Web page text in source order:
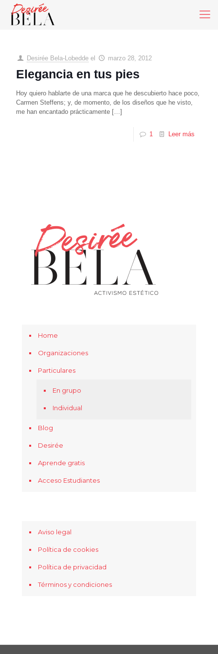
Desirée Bela-Lobedde el marzo 28, 2012
Elegancia en tus pies
Hoy quiero hablarte de una marca que he descubierto hace poco,
Carmen Steffens; y, de momento, de los diseños que he visto,
me han encantado prácticamente […]
1 Leer más
Home
Organizaciones
Particulares
En grupo
Individual
Blog
Desirée
Aprende gratis
Acceso Estudiantes
Aviso legal
Política de cookies
Política de privacidad
Términos y condiciones